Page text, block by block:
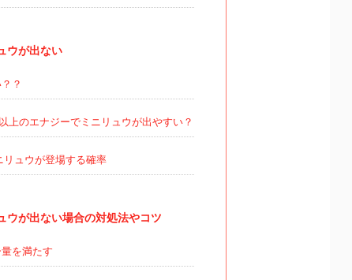
ウが出ない
？
上のエナジーでミニリュウが出やすい？
リュウが登場する確率
ウが出ない場合の対処法やコツ
を満たす